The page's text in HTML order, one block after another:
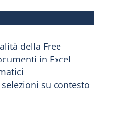
della Free
in Excel
su contesto